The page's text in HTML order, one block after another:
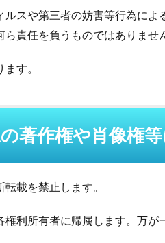
スや第三者の妨害等行為に
責任を負うものではありませ
す。
著作権や肖像権
載を禁止します。
利所有者に帰属します。万